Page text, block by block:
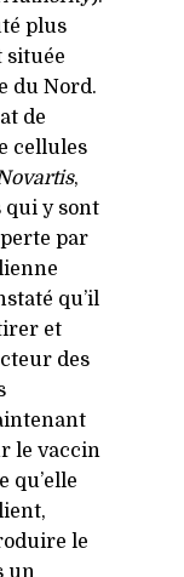
plus
située
du Nord.
de
cellules
,
qui y sont
par
qu’il
et
des
le vaccin
qu’elle
le
un